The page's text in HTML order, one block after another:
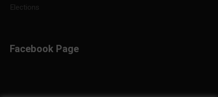
Elections
Facebook Page